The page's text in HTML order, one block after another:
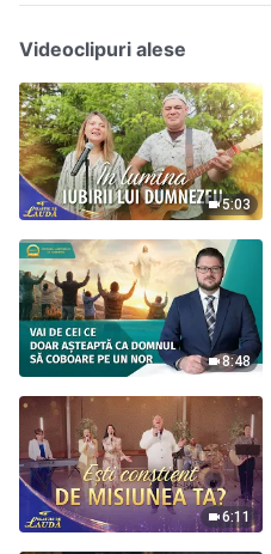
Videoclipuri alese
5:03
8:48
6:11